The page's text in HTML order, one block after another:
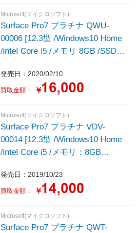
Microsoft(マイクロソフト)
Surface Pro7 プラチナ QWU-
00006 [12.3型 /Windows10 Home
/intel Core i5 /メモリ 8GB /SSD
/2020年モデル]
発売日：2020/02/10
買取金額： ￥
Microsoft(マイクロソフト)
Surface Pro7 プラチナ VDV-
00014 [12.3型 /Windows10 Home
/intel Core i5 /メモリ：8GB
発売日：2019/10/23
買取金額： ￥
Microsoft(マイクロソフト)
Surface Pro7 プラチナ QWT-